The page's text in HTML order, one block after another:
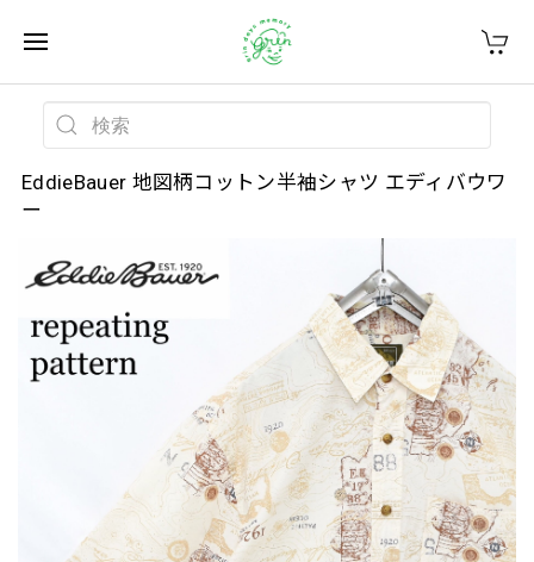
EddieBauer 地図柄コットン半袖シャツ エディバウワ
ー